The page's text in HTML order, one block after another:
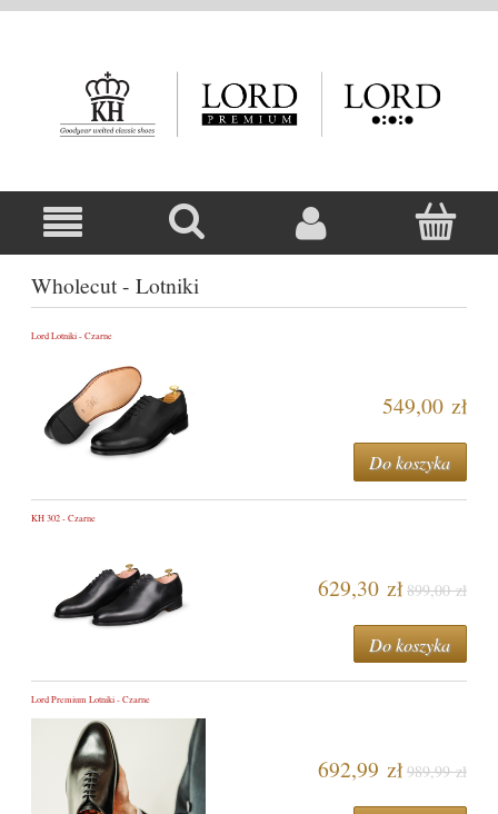
Wholecut - Lotniki
Lord Lotniki - Czarne
549,00 zł
Do koszyka
KH 302 - Czarne
629,30 zł 899,00 zł
Do koszyka
Lord Premium Lotniki - Czarne
692,99 zł 989,99 zł